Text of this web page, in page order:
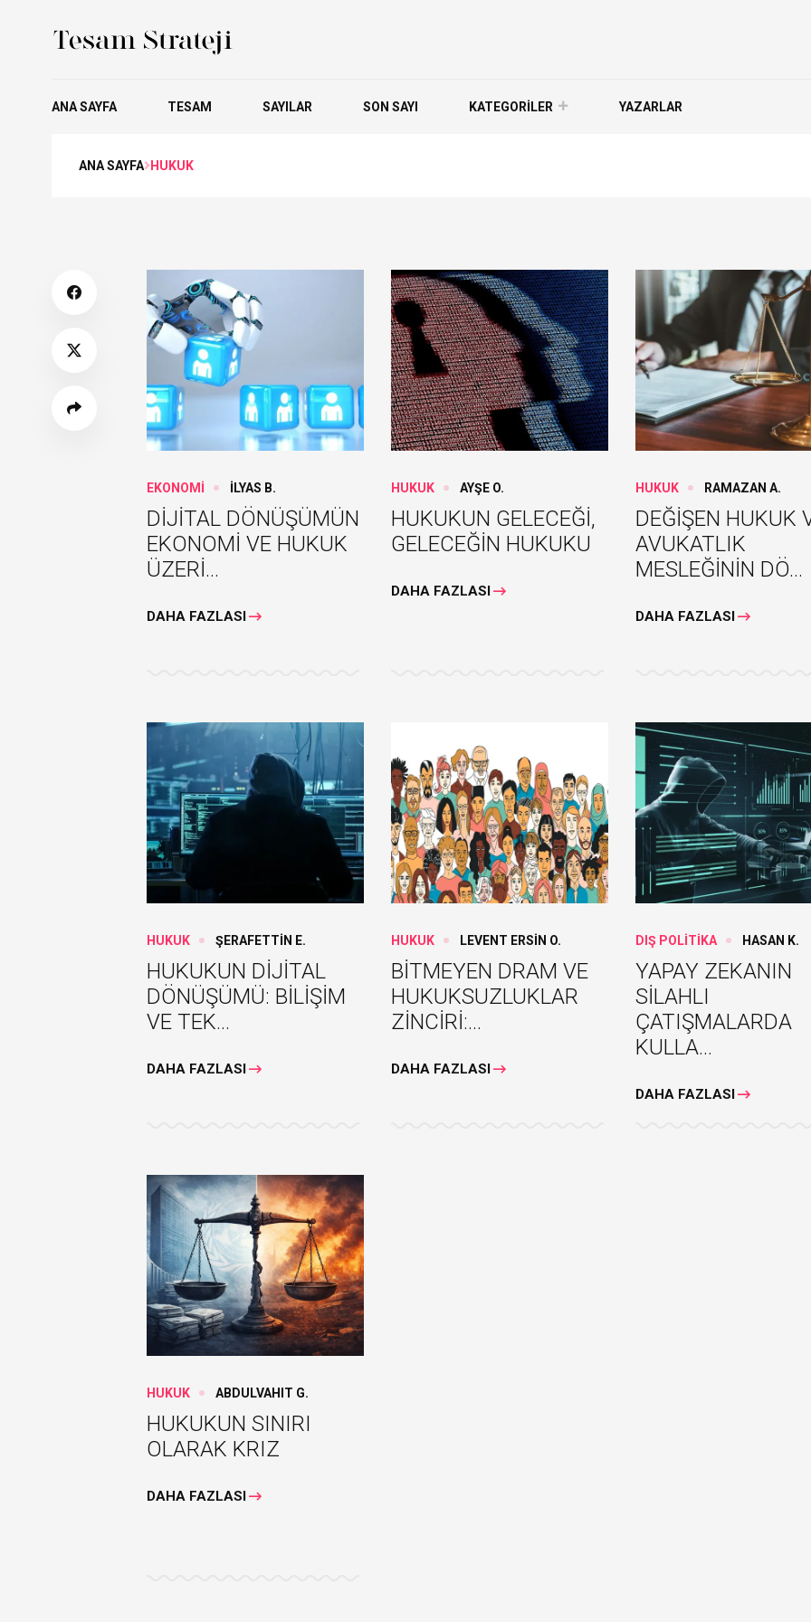
ANA SAYFA TESAM SAYILAR SON SAYI KATEGORİLER YAZARLAR
ANA SAYFA HUKUK
EKONOMİ İLYAS B.
DİJİTAL DÖNÜŞÜMÜN
EKONOMİ VE HUKUK
ÜZERİ...
DAHA FAZLASI
HUKUK AYŞE O.
HUKUKUN GELECEĞİ,
GELECEĞİN HUKUKU
DAHA FAZLASI
HUKUK RAMAZAN A.
DEĞİŞEN HUKUK
AVUKATLIK
MESLEĞİNİN DÖ...
DAHA FAZLASI
HUKUK ŞERAFETTİN E.
HUKUKUN DİJİTAL
DÖNÜŞÜMÜ: BİLİŞİM
VE TEK...
DAHA FAZLASI
HUKUK LEVENT ERSİN O.
BİTMEYEN DRAM VE
HUKUKSUZLUKLAR
ZİNCİRİ:...
DAHA FAZLASI
DIŞ POLİTİKA HASAN K.
YAPAY ZEKANIN
SİLAHLI
ÇATIŞMALARDA
KULLA...
DAHA FAZLASI
HUKUK ABDULVAHIT G.
HUKUKUN SINIRI
OLARAK KRIZ
DAHA FAZLASI
HALKIN SESİ Mİ, KRİZİN
DİLİ Mİ? POPÜLİZMİN
ÜZERİNDEKİ ETKİLERİ
TÜRK DÜNYASI
SORUNU